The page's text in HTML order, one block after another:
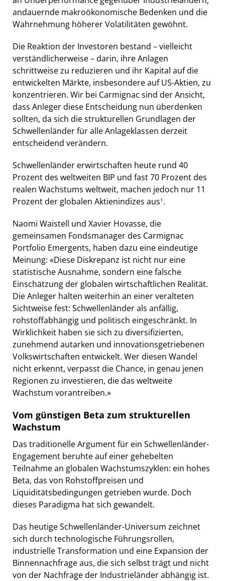
andauernde makroökonomische Bedenken und die
Wahrnehmung höherer Volatilitäten gewöhnt.
Die Reaktion der Investoren bestand – vielleicht
verständlicherweise – darin, ihre Anlagen
schrittweise zu reduzieren und ihr Kapital auf die
entwickelten Märkte, insbesondere auf US-Aktien, zu
konzentrieren. Wir bei Carmignac sind der Ansicht,
dass Anleger diese Entscheidung nun überdenken
sollten, da sich die strukturellen Grundlagen der
Schwellenländer für alle Anlageklassen derzeit
entscheidend verändern.
Schwellenländer erwirtschaften heute rund 40
Prozent des weltweiten BIP und fast 70 Prozent des
realen Wachstums weltweit, machen jedoch nur 11
Prozent der globalen Aktienindizes aus1 .
Naomi Waistell und Xavier Hovasse, die
gemeinsamen Fondsmanager des Carmignac
Portfolio Emergents, haben dazu eine eindeutige
Meinung: «Diese Diskrepanz ist nicht nur eine
statistische Ausnahme, sondern eine falsche
Einschätzung der globalen wirtschaftlichen Realität.
Die Anleger halten weiterhin an einer veralteten
Sichtweise fest: Schwellenländer als anfällig,
rohstoffabhängig und politisch eingeschränkt. In
Wirklichkeit haben sie sich zu diversifizierten,
zunehmend autarken und innovationsgetriebenen
Volkswirtschaften entwickelt. Wer diesen Wandel
nicht erkennt, verpasst die Chance, in genau jenen
Regionen zu investieren, die das weltweite
Wachstum vorantreiben.»
Vom günstigen Beta zum strukturellen
Wachstum
Das traditionelle Argument für ein Schwellenländer-
Engagement beruhte auf einer gehebelten
Teilnahme an globalen Wachstumszyklen: ein hohes
Beta, das von Rohstoffpreisen und
Liquiditätsbedingungen getrieben wurde. Doch
dieses Paradigma hat sich gewandelt.
Das heutige Schwellenländer-Universum zeichnet
sich durch technologische Führungsrollen,
industrielle Transformation und eine Expansion der
Binnennachfrage aus, die sich selbst trägt und nicht
von der Nachfrage der Industrieländer abhängig ist.